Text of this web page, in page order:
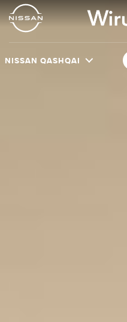
NISSAN QASHQAI